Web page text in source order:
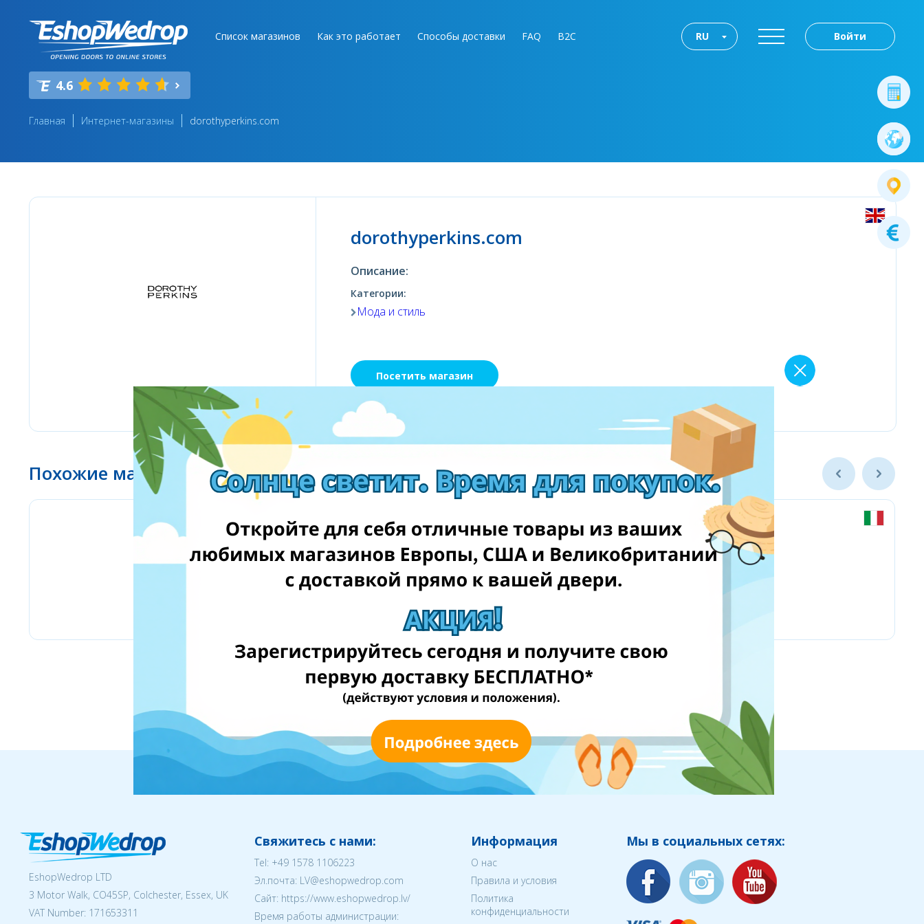
Список магазинов Как это работает Способы доставки FAQ B2C Войти
RU
4.6
Главная Интернет-магазины dorothyperkins.com
dorothyperkins.com
Описание:
Категории:
Мода и стиль
Посетить магазин
Похожие магазины
EshopWedrop LTD
3 Motor Walk, CO45SP, Colchester, Essex, UK
VAT Number: 171653311
Свяжитесь с нами:
Tel: +49 1578 1106223
Эл.почта: LV@eshopwedrop.com
Cайт: https://www.eshopwedrop.lv/
Время работы администрации:
Информация
О нас
Правила и условия
Политика
конфиденциальности
Мы в социальных сетях: